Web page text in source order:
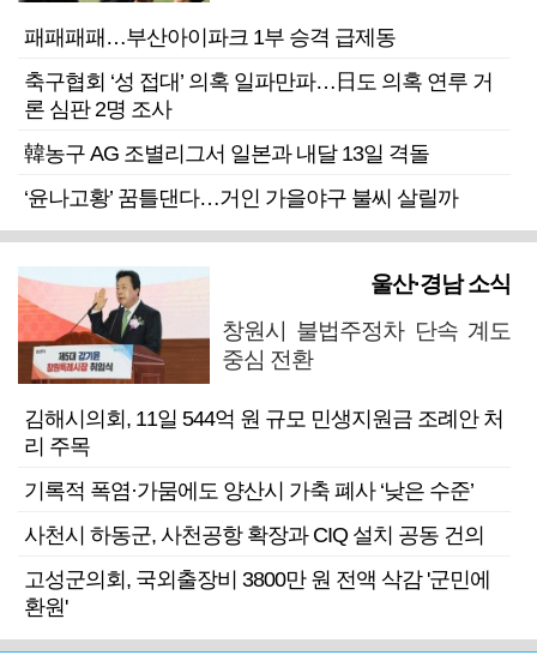
패패패패…부산아이파크 1부 승격 급제동
축구협회 ‘성 접대’ 의혹 일파만파…日도 의혹 연루 거
론 심판 2명 조사
韓농구 AG 조별리그서 일본과 내달 13일 격돌
‘윤나고황’ 꿈틀댄다…거인 가을야구 불씨 살릴까
울산·경남 소식
창원시 불법주정차 단속 계도
중심 전환
김해시의회, 11일 544억 원 규모 민생지원금 조례안 처
리 주목
기록적 폭염·가뭄에도 양산시 가축 폐사 ‘낮은 수준’
사천시 하동군, 사천공항 확장과 CIQ 설치 공동 건의
고성군의회, 국외출장비 3800만 원 전액 삭감 '군민에
환원'